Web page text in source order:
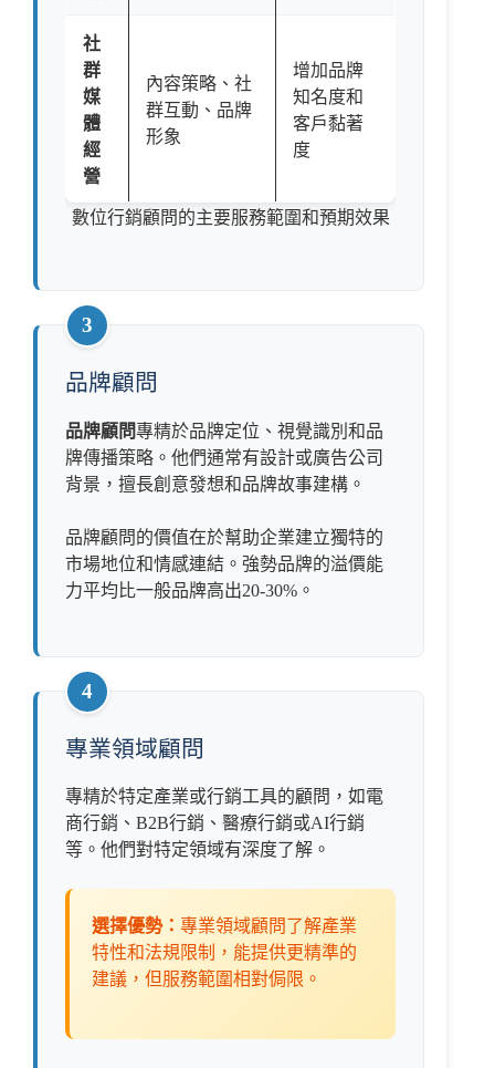
社
群
媒
體
經
營
內容策略、社
群互動、品牌
形象
增加品牌
知名度和
客戶黏著
度
數位行銷顧問的主要服務範圍和預期效果
3
品牌顧問
品牌顧問專精於品牌定位、視覺識別和品
牌傳播策略。他們通常有設計或廣告公司
背景，擅長創意發想和品牌故事建構。
品牌顧問的價值在於幫助企業建立獨特的
市場地位和情感連結。強勢品牌的溢價能
力平均比一般品牌高出20-30%。
4
專業領域顧問
專精於特定產業或行銷工具的顧問，如電
商行銷、B2B行銷、醫療行銷或AI行銷
等。他們對特定領域有深度了解。
選擇優勢： 專業領域顧問了解產業
特性和法規限制，能提供更精準的
建議，但服務範圍相對侷限。